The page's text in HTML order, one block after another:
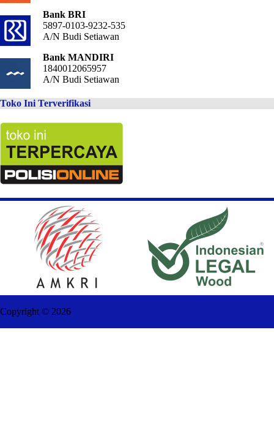
Bank BRI
5897-0103-9232-535
A/N Budi Setiawan
Bank MANDIRI
1840012065957
A/N Budi Setiawan
Toko Ini Terverifikasi
Copyright © 2026